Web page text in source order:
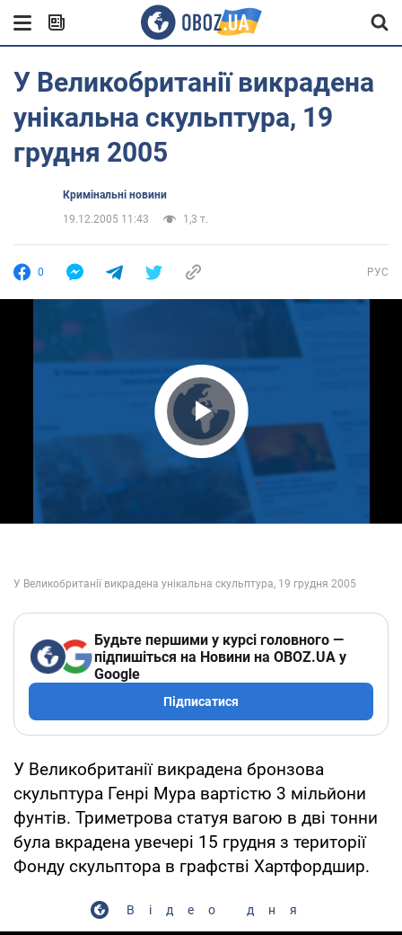
У Великобританії викрадена
унікальна скульптура, 19
грудня 2005
Кримінальні новини
19.12.2005 11:43
1,3 т.
0 РУС
Play Video
Будьте першими у курсі головного —
підпишіться на Новини на OBOZ.UA у
Google
Підписатися
У Великобританії викрадена бронзова
скульптура Генрі Мура вартістю 3 мільйони
фунтів. Триметрова статуя вагою в дві тонни
була вкрадена увечері 15 грудня з території
Фонду скульптора в графстві Хартфордшир.
Відео дня